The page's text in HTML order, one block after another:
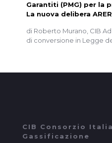
Garantiti (PMG) per la
La nuova delibera
di Roberto Murano, CIB
di conversione in Legge
CIB Consorzio
Gassificazione